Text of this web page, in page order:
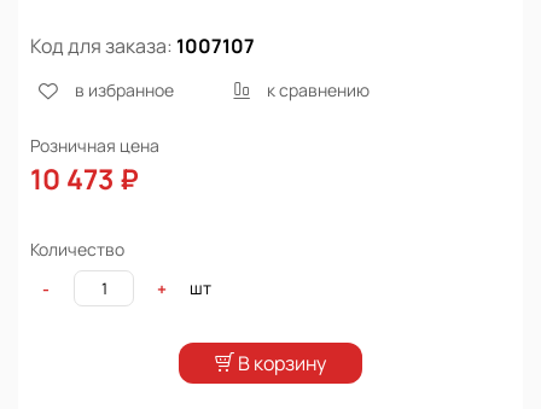
Код для заказа: 1007107
в избранное к сравнению
Розничная цена
10 473 ₽
Количество
-
+ шт
В корзину